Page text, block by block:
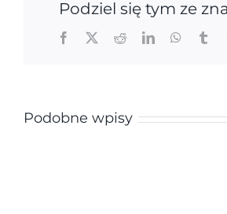
Podziel się tym ze
Facebook
X RedditLinkedIn
Podobne wpisy